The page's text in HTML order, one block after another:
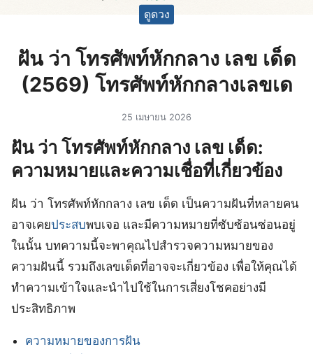
ดูดวง
ฝัน ว่า โทรศัพท์หักกลาง เลข เด็ด
(2569) โทรศัพท์หักกลางเลขเด
25 เมษายน 2026
ฝัน ว่า โทรศัพท์หักกลาง เลข เด็ด:
ความหมายและความเชื่อที่เกี่ยวข้อง
ฝัน ว่า โทรศัพท์หักกลาง เลข เด็ด เป็นความฝันที่หลายคน
อาจเคยประสบพบเจอ และมีความหมายที่ซับซ้อนซ่อนอยู่
ในนั้น บทความนี้จะพาคุณไปสำรวจความหมายของ
ความฝันนี้ รวมถึงเลขเด็ดที่อาจจะเกี่ยวข้อง เพื่อให้คุณได้
ทำความเข้าใจและนำไปใช้ในการเสี่ยงโชคอย่างมี
ประสิทธิภาพ
ความหมายของการฝัน